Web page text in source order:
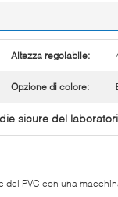
Altezza regolabile:
Opzione di colore:
sicure del
PVC con una